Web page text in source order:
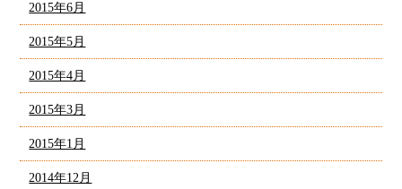
2015年6月
2015年5月
2015年4月
2015年3月
2015年1月
2014年12月